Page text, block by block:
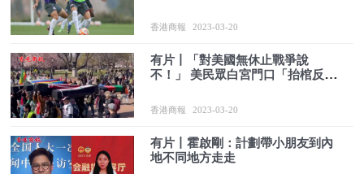
香港商報 2023-03-20
有片丨「對美國無休止戰爭說
不！」 美民眾白宮門口「抬棺反
香港商報 2023-03-20
有片丨霍啟剛：計劃帶小朋友到內
地不同地方走走